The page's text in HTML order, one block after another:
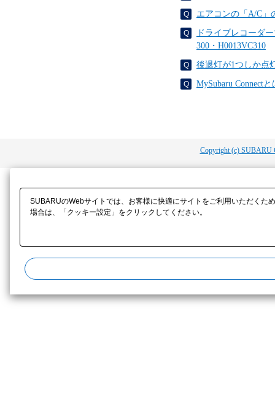
エアコンの「A/C」
ドライブレコーダ
300・H0013VC310
後退灯が1つしか点
MySubaru Connect
Copyright (c) SUBARU
SUBARUのWebサイトでは、お客様に快適にサイトをご利用いただく
場合は、「クッキー設定」をクリックしてください。​